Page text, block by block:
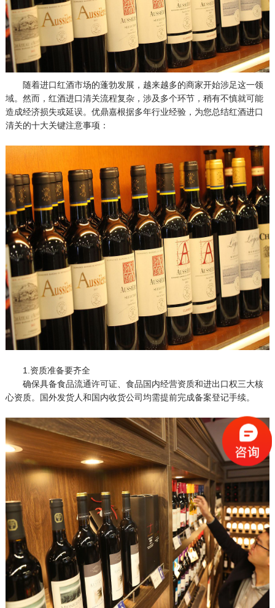
随着进口红酒市场的蓬勃发展，越来越多的商家开始涉足这一领
域。然而，红酒进口清关流程复杂，涉及多个环节，稍有不慎就可能
造成经济损失或延误。优鼎嘉根据多年行业经验，为您总结红酒进口
清关的十大关键注意事项：
1.资质准备要齐全
确保具备食品流通许可证、食品国内经营资质和进出口权三大核
心资质。国外发货人和国内收货公司均需提前完成备案登记手续。